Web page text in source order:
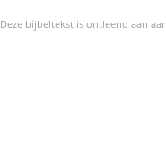
Deze bijbeltekst is ontleend aan